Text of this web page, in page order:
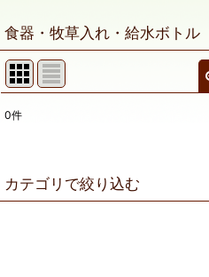
食器・牧草入れ・給水ボトル
表示数
0件
カテゴリで絞り込む